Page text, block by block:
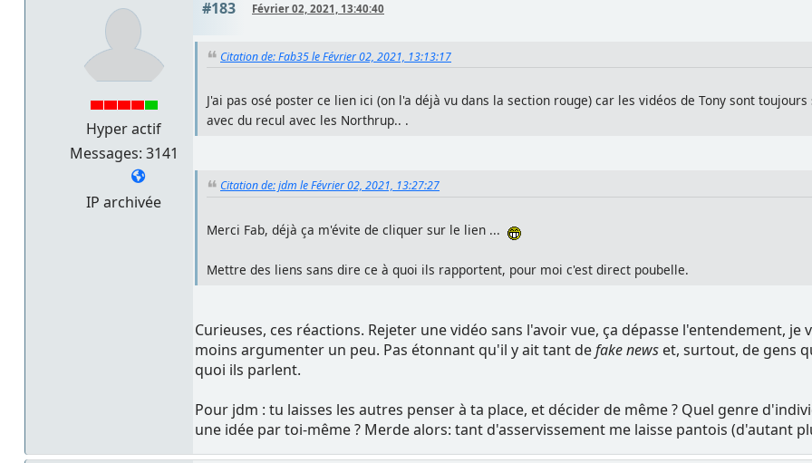
Hyper actif
Messages: 3141
IP archivée
#183 Février 02, 2021, 13:40:40
Citation de: Fab35 le Février 02, 2021, 13:13:17
J'ai pas osé poster ce lien ici (on l'a déjà vu dans la section rouge) car les vidéos de Tony sont
avec du recul avec les Northrup.. .
Citation de: jdm le Février 02, 2021, 13:27:27
Merci Fab, déjà ça m'évite de cliquer sur le lien ...
Mettre des liens sans dire ce à quoi ils rapportent, pour moi c'est direct poubelle.
Curieuses, ces réactions. Rejeter une vidéo sans l'avoir vue, ça dépasse l'entendement, je
moins argumenter un peu. Pas étonnant qu'il y ait tant defake news et, surtout, de gens
quoi ils parlent.
Pour jdm : tu laisses les autres penser à ta place, et décider de même ? Quel genre
une idée par toi-même ? Merde alors: tant d'asservissement me laisse pantois (d'autant